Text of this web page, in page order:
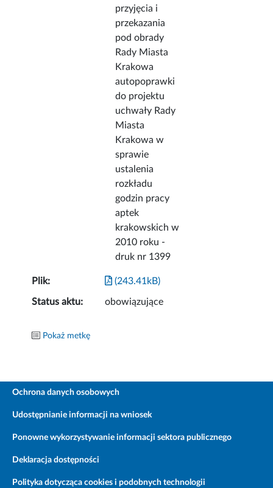
przyjęcia i
przekazania
pod obrady
Rady Miasta
Krakowa
autopoprawki
do projektu
uchwały Rady
Miasta
Krakowa w
sprawie
ustalenia
rozkładu
godzin pracy
aptek
krakowskich w
2010 roku -
druk nr 1399
Plik: (243.41kB)
Status aktu: obowiązujące
Pokaż metkę
Ochrona danych osobowych
Udostępnianie informacji na wniosek
Ponowne wykorzystywanie informacji sektora publicznego
Deklaracja dostępności
Polityka dotycząca cookies i podobnych technologii